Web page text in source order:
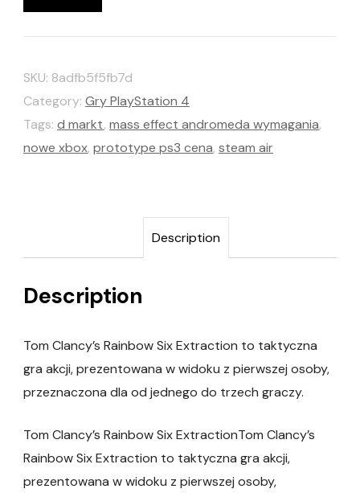
SKU: 8adfb5f5fb7d
Category: Gry PlayStation 4
Tags: d markt, mass effect andromeda wymagania,
nowe xbox, prototype ps3 cena, steam air
Description
Description
Tom Clancy’s Rainbow Six Extraction to taktyczna
gra akcji, prezentowana w widoku z pierwszej osoby,
przeznaczona dla od jednego do trzech graczy.
Tom Clancy’s Rainbow Six ExtractionTom Clancy’s
Rainbow Six Extraction to taktyczna gra akcji,
prezentowana w widoku z pierwszej osoby,